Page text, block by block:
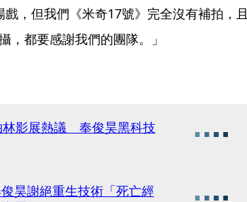
，但我們《米奇17號》完全沒有補拍，且
，都要感謝我們的團隊。」
林影展熱議 奉俊昊黑科技
昊謝絕重生技術「死亡經